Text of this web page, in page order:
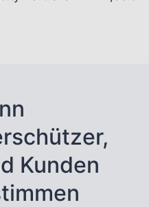
Kunden